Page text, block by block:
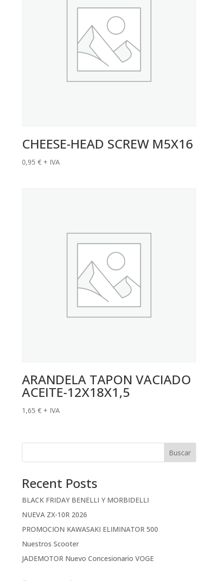
CHEESE-HEAD SCREW M5X16
0,95 € + IVA
ARANDELA TAPON VACIADO
ACEITE-12X18X1,5
1,65 € + IVA
Buscar
Recent Posts
BLACK FRIDAY BENELLI Y MORBIDELLI
NUEVA ZX-10R 2026
PROMOCION KAWASAKI ELIMINATOR 500
Nuestros Scooter
JADEMOTOR Nuevo Concesionario VOGE